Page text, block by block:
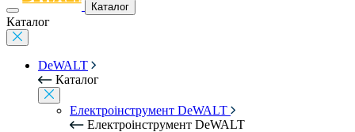
Каталог
Каталог
DeWALT
Каталог
Електроінструмент DeWALT
Електроінструмент DeWALT